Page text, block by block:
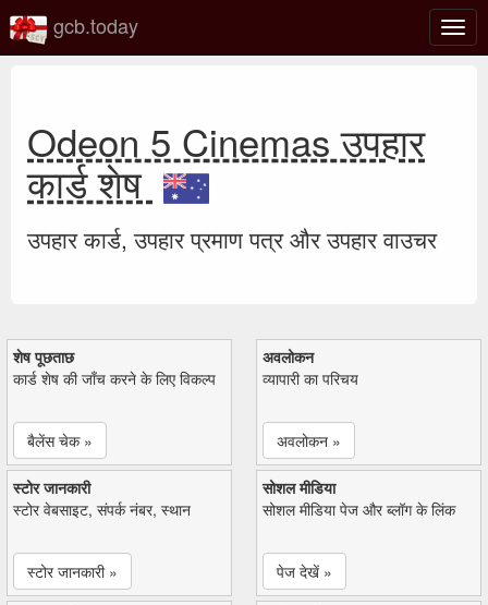
टॉगल
gcb.today
Odeon 5 Cinemas उपहार
कार्ड शेष
उपहार कार्ड, उपहार प्रमाण पत्र और उपहार वाउचर
शेष पूछताछ
कार्ड शेष की जाँच करने के लिए विकल्प
बैलेंस चेक »
अवलोकन
व्यापारी का परिचय
अवलोकन »
स्टोर जानकारी
स्टोर वेबसाइट, संपर्क नंबर, स्थान
स्टोर जानकारी »
सोशल मीडिया
सोशल मीडिया पेज और ब्लॉग के लिंक
पेज देखें »